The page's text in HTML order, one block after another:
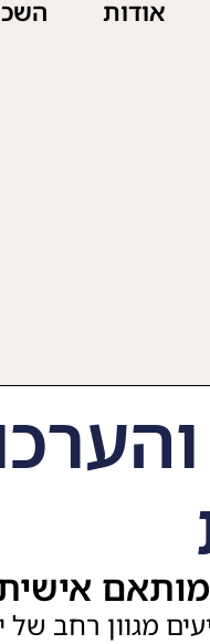
אודות
מותאם
מגוון רחב של